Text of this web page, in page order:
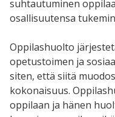
suhtautuminen
osallisuutensa
Oppilashuolto
opetustoimen ja
siten, että siitä
kokonaisuus.
oppilaan ja hänen